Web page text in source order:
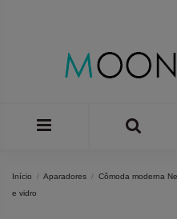
Início Aparadores
Cômoda moderna
e vidro